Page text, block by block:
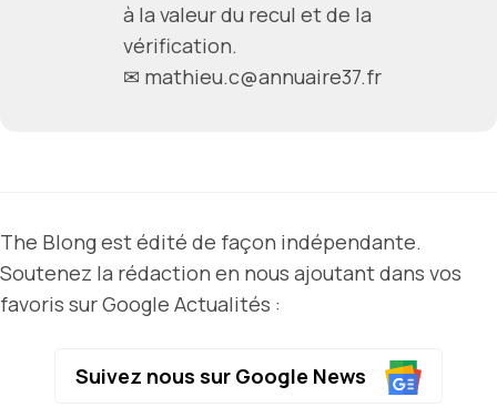
à la valeur du recul et de la
vérification.
✉ mathieu.c@annuaire37.fr
The Blong est édité de façon indépendante.
Soutenez la rédaction en nous ajoutant dans vos
favoris sur Google Actualités :
Suivez nous sur Google News